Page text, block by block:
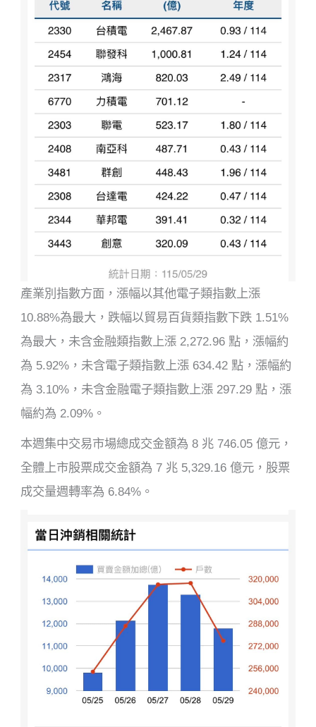
產業別指數方面，漲幅以其他電子類指數上漲
10.88%為最大，跌幅以貿易百貨類指數下跌 1.51%
為最大，未含金融類指數上漲 2,272.96 點，漲幅約
為 5.92%，未含電子類指數上漲 634.42 點，漲幅約
為 3.10%，未含金融電子類指數上漲 297.29 點，漲
幅約為 2.09%。
本週集中交易市場總成交金額為 8 兆 746.05 億元，
全體上市股票成交金額為 7 兆 5,329.16 億元，股票
成交量週轉率為 6.84%。